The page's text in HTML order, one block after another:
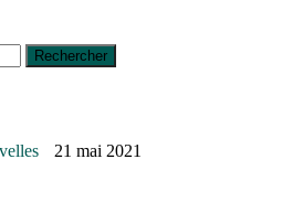
course de boîtes à savon du club
21 mai 2021